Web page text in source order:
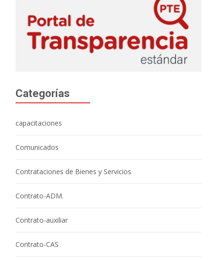
Categorías
capacitaciones
Comunicados
Contrataciones de Bienes y Servicios
Contrato-ADM.
Contrato-auxiliar
Contrato-CAS